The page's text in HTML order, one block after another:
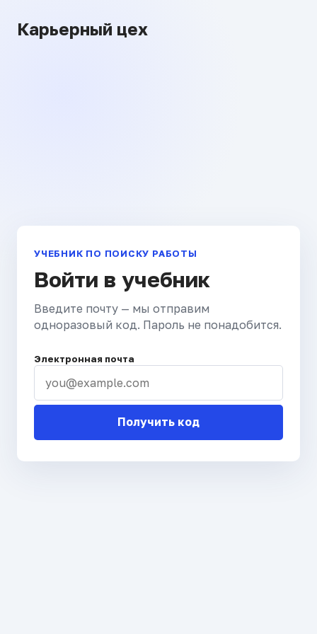
Карьерный цех
УЧЕБНИК ПО ПОИСКУ РАБОТЫ
Войти в учебник
Введите почту — мы отправим
одноразовый код. Пароль не понадобится.
Электронная почта
Получить код